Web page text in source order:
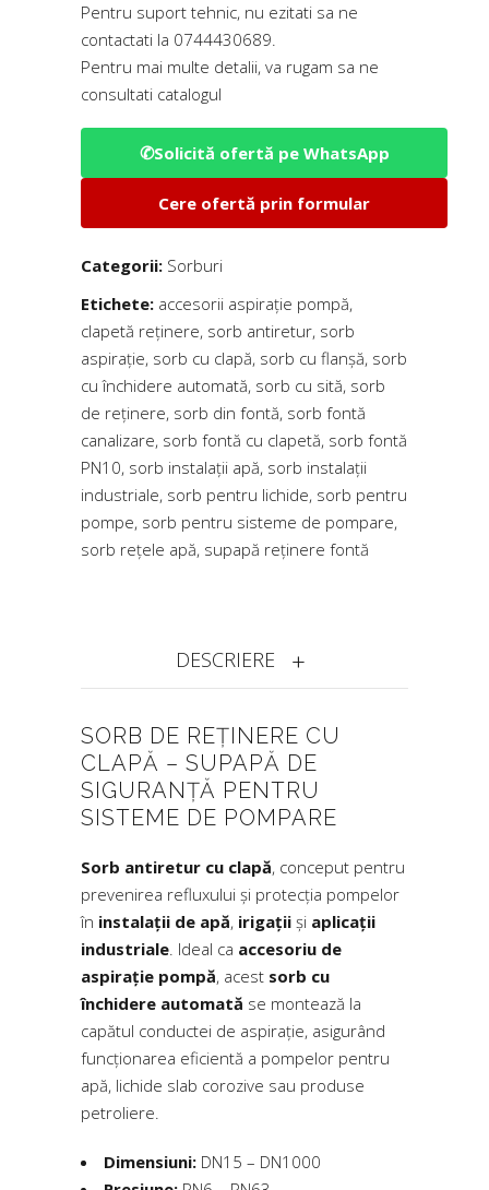
Pentru suport tehnic, nu ezitati sa ne
contactati la 0744430689.
Pentru mai multe detalii, va rugam sa ne
consultati catalogul
✆Solicită ofertă pe WhatsApp
Cere ofertă prin formular
Categorii: Sorburi
Etichete: accesorii aspirație pompă,
clapetă reținere, sorb antiretur, sorb
aspirație, sorb cu clapă, sorb cu flanșă, sorb
cu închidere automată, sorb cu sită, sorb
de reținere, sorb din fontă, sorb fontă
canalizare, sorb fontă cu clapetă, sorb fontă
PN10, sorb instalații apă, sorb instalații
industriale, sorb pentru lichide, sorb pentru
pompe, sorb pentru sisteme de pompare,
sorb rețele apă, supapă reținere fontă
DESCRIERE
SORB DE REȚINERE CU
CLAPĂ – SUPAPĂ DE
SIGURANȚĂ PENTRU
SISTEME DE POMPARE
Sorb antiretur cu clapă, conceput pentru
prevenirea refluxului și protecția pompelor
în instalații de apă, irigații și aplicații
industriale. Ideal ca accesoriu de
aspirație pompă, acest sorb cu
închidere automată se montează la
capătul conductei de aspirație, asigurând
funcționarea eficientă a pompelor pentru
apă, lichide slab corozive sau produse
petroliere.
Dimensiuni: DN15 – DN1000